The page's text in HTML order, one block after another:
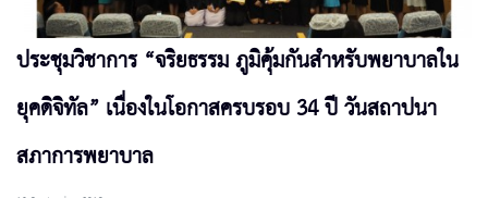
ประชุมวิชาการ “จริยธรรม ภูมิคุ้มกันสำหรับพยาบาลใน
ยุคดิจิทัล” เนื่องในโอกาสครบรอบ 34 ปี วันสถาปนา
สภาการพยาบาล